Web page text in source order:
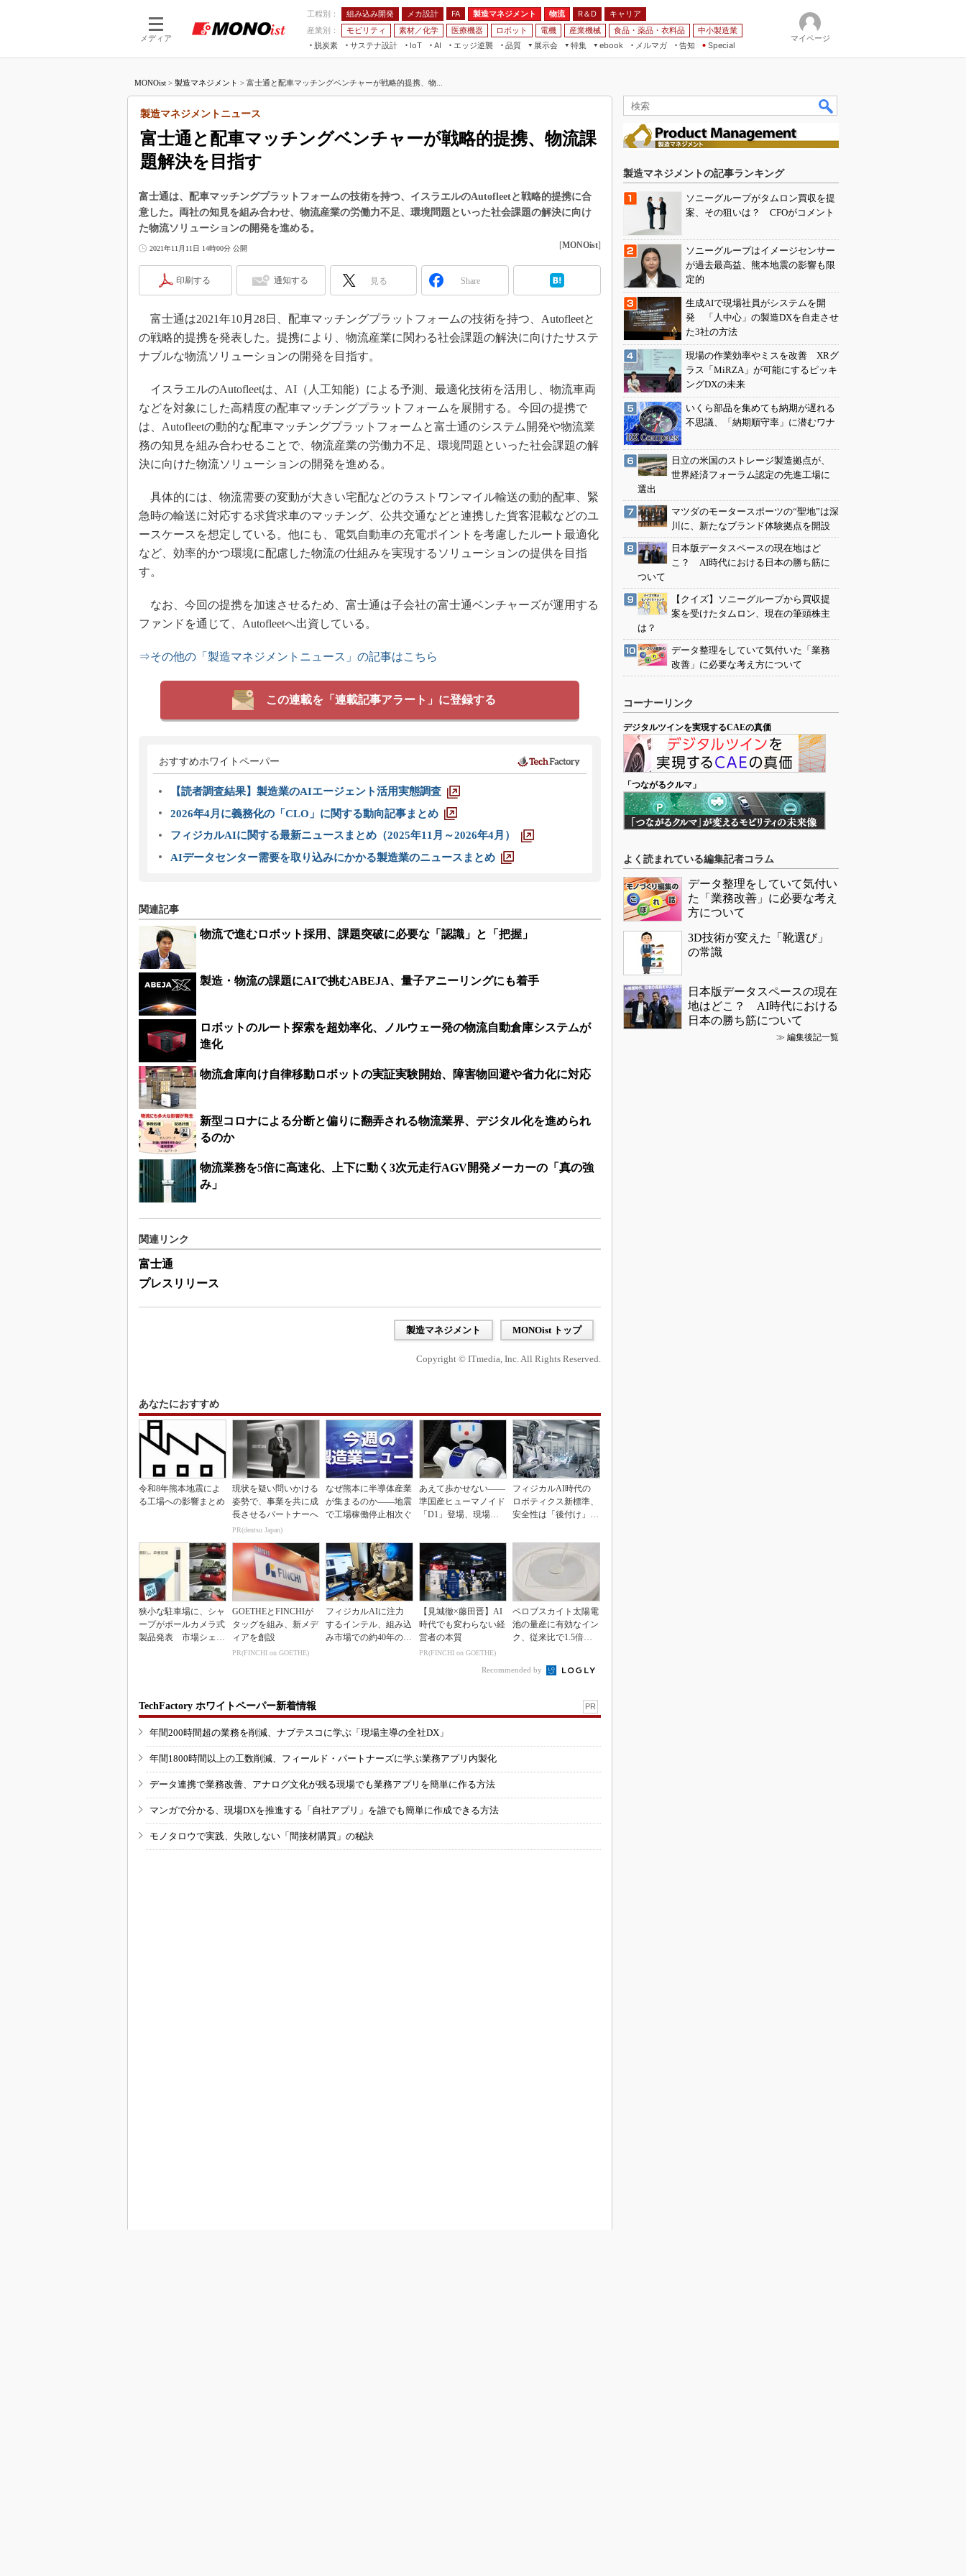
メディア
工程別： 組み込み開発 メカ設計 FA 製造マネジメント 物流 R＆D
キャリア
産業別：
モビリティ 素材／化学 医療機器 ロボット 電機 産業機械 食品・薬品・衣料品
中小製造業
脱炭素
サステナ設計
IoT
つながる工場
AI
AI×設備保全
エッジ逆襲 品質
展示会
JIMTOF
IIFES
TECHNO-FRONTIER
EdgeTech+
日本ものづくりワールド
AUTOMOTIVE WORLD
産業オープンネット展
特集
つながるクルマ
VR／AR
フィールドサービス
組み込み画像技術
組み込みモデリング
ISO26262
3Dプリンタ
インダストリー4.0
イノベーション
製造業ビッグデータ
知財マネジメント
海外生産
グローバル設計・開発
ebook
FA
メルマガ
告知 Special
マイページ
MONOist > 製造マネジメント > 富士通と配車マッチングベンチャーが戦略的提携、物...
富士通と配車マッチングベンチャーが戦略的提携、物流課
題解決を目指す
製造マネジメントニュース
富士通は、配車マッチングプラットフォームの技術を持つ、イスラエルのAutofleetと戦略的提携に合
意した。両社の知見を組み合わせ、物流産業の労働力不足、環境問題といった社会課題の解決に向け
た物流ソリューションの開発を進める。
2021年11月11日 14時00分 公開 [MONOist]
印刷する 通知する 見る Share
富士通は2021年10月28日、配車マッチングプラットフォームの技術を持つ、Autofleetと
の戦略的提携を発表した。提携により、物流産業に関わる社会課題の解決に向けたサステ
ナブルな物流ソリューションの開発を目指す。
イスラエルのAutofleetは、AI（人工知能）による予測、最適化技術を活用し、物流車両
などを対象にした高精度の配車マッチングプラットフォームを展開する。今回の提携で
は、Autofleetの動的な配車マッチングプラットフォームと富士通のシステム開発や物流業
務の知見を組み合わせることで、物流産業の労働力不足、環境問題といった社会課題の解
決に向けた物流ソリューションの開発を進める。
具体的には、物流需要の変動が大きい宅配などのラストワンマイル輸送の動的配車、緊
急時の輸送に対応する求貨求車のマッチング、公共交通などと連携した貨客混載などのユ
ースケースを想定している。他にも、電気自動車の充電ポイントを考慮したルート最適化
など、効率的かつ環境に配慮した物流の仕組みを実現するソリューションの提供を目指
す。
なお、今回の提携を加速させるため、富士通は子会社の富士通ベンチャーズが運用する
ファンドを通じて、Autofleetへ出資している。
⇒その他の「製造マネジメントニュース」の記事はこちら
この連載を「連載記事アラート」に登録する
おすすめホワイトペーパー
【読者調査結果】製造業のAIエージェント活用実態調査
2026年4月に義務化の「CLO」に関する動向記事まとめ
フィジカルAIに関する最新ニュースまとめ（2025年11月～2026年4月）
AIデータセンター需要を取り込みにかかる製造業のニュースまとめ
関連記事
物流で進むロボット採用、課題突破に必要な「認識」と「把握」
製造・物流の課題にAIで挑むABEJA、量子アニーリングにも着手
ロボットのルート探索を超効率化、ノルウェー発の物流自動倉庫システムが
進化
物流倉庫向け自律移動ロボットの実証実験開始、障害物回避や省力化に対応
新型コロナによる分断と偏りに翻弄される物流業界、デジタル化を進められ
るのか
物流業務を5倍に高速化、上下に動く3次元走行AGV開発メーカーの「真の強
み」
関連リンク
富士通
プレスリリース
製造マネジメント MONOist トップ
Copyright © ITmedia, Inc. All Rights Reserved.
あなたにおすすめ
令和8年熊本地震によ
る工場への影響まとめ
現状を疑い問いかける
姿勢で、事業を共に成
長させるパートナーへ
PR(dentsu Japan)
なぜ熊本に半導体産業
が集まるのか――地震
で工場稼働停止相次ぐ
あえて歩かせない――
準国産ヒューマノイド
「D1」登場、現場稼
フィジカルAI時代の
ロボティクス新標準、
安全性は「後付け」で
狭小な駐車場に、シャ
ープがポールカメラ式
製品発表 市場シェア
GOETHEとFINCHIが
タッグを組み、新メデ
ィアを創設
PR(FINCHI on GOETHE)
フィジカルAIに注力
するインテル、組み込
み市場での約40年の実
【見城徹×藤田晋】AI
時代でも変わらない経
営者の本質
PR(FINCHI on GOETHE)
ペロブスカイト太陽電
池の量産に有効なイン
ク、従来比で1.5倍の
Recommended by
TechFactory ホワイトペーパー新着情報 PR
年間200時間超の業務を削減、ナブテスコに学ぶ「現場主導の全社DX」
年間1800時間以上の工数削減、フィールド・パートナーズに学ぶ業務アプリ内製化
データ連携で業務改善、アナログ文化が残る現場でも業務アプリを簡単に作る方法
マンガで分かる、現場DXを推進する「自社アプリ」を誰でも簡単に作成できる方法
モノタロウで実践、失敗しない「間接材購買」の秘訣
製造マネジメントの記事ランキング
ソニーグループがタムロン買収を提
案、その狙いは？ CFOがコメント
ソニーグループはイメージセンサー
が過去最高益、熊本地震の影響も限
定的
生成AIで現場社員がシステムを開
発 「人中心」の製造DXを自走させ
た3社の方法
現場の作業効率やミスを改善 XRグ
ラス「MiRZA」が可能にするピッキ
ングDXの未来
いくら部品を集めても納期が遅れる
不思議、「納期順守率」に潜むワナ
日立の米国のストレージ製造拠点が、
世界経済フォーラム認定の先進工場に
選出
マツダのモータースポーツの“聖地”は深
川に、新たなブランド体験拠点を開設
日本版データスペースの現在地はど
こ？ AI時代における日本の勝ち筋に
ついて
【クイズ】ソニーグループから買収提
案を受けたタムロン、現在の筆頭株主
は？
データ整理をしていて気付いた「業務
改善」に必要な考え方について
コーナーリンク
デジタルツインを実現するCAEの真価
「つながるクルマ」
よく読まれている編集記者コラム
データ整理をしていて気付い
た「業務改善」に必要な考え
方について
3D技術が変えた「靴選び」
の常識
日本版データスペースの現在
地はどこ？ AI時代における
日本の勝ち筋について
≫ 編集後記一覧